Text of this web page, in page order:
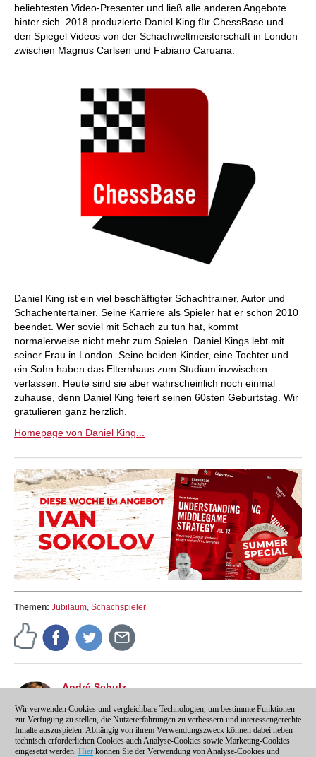
beliebtesten Video-Presenter und ließ alle anderen Angebote
hinter sich. 2018 produzierte Daniel King für ChessBase und
den Spiegel Videos von der Schachweltmeisterschaft in London
zwischen Magnus Carlsen und Fabiano Caruana.
Daniel King ist ein viel beschäftigter Schachtrainer, Autor und
Schachentertainer. Seine Karriere als Spieler hat er schon 2010
beendet. Wer soviel mit Schach zu tun hat, kommt
normalerweise nicht mehr zum Spielen. Daniel Kings lebt mit
seiner Frau in London. Seine beiden Kinder, eine Tochter und
ein Sohn haben das Elternhaus zum Studium inzwischen
verlassen. Heute sind sie aber wahrscheinlich noch einmal
zuhause, denn Daniel King feiert seinen 60sten Geburtstag. Wir
gratulieren ganz herzlich.
Homepage von Daniel King...
Themen: Jubiläum, Schachspieler
André Schulz
der Redakteur der deutschsprachigen ChessBase
Schachnachrichten-Seite.
Wir verwenden Cookies und vergleichbare Technologien, um bestimmte Funktionen
zur Verfügung zu stellen, die Nutzererfahrungen zu verbessern und interessengerechte
Inhalte auszuspielen. Abhängig von ihrem Verwendungszweck können dabei neben
technisch erforderlichen Cookies auch Analyse-Cookies sowie Marketing-Cookies
eingesetzt werden. Hier können Sie der Verwendung von Analyse-Cookies und